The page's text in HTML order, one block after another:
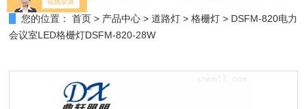
您的位置： 首页 > 产品中心 >道路灯 >格栅灯 > DSFM-820电力
会议室LED格栅灯DSFM-820-28W